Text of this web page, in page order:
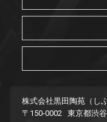
株式会社黒田陶苑（し
〒150-0002 東京都渋